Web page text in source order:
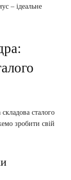
– ідеальне
сталого
зробити свій